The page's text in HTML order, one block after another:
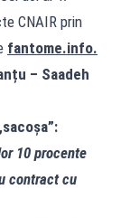
CNAIR prin
fantome.info.
– Saadeh
10 procente
contract cu